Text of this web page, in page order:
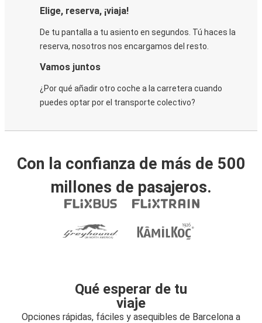
Elige, reserva, ¡viaja!
De tu pantalla a tu asiento en segundos. Tú haces la
reserva, nosotros nos encargamos del resto.
Vamos juntos
¿Por qué añadir otro coche a la carretera cuando
puedes optar por el transporte colectivo?
Con la confianza de más de 500
millones de pasajeros.
Qué esperar de tu
viaje
Opciones rápidas, fáciles y asequibles de Barcelona a